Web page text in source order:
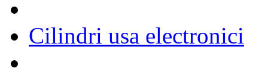
Cilindri usa electronici